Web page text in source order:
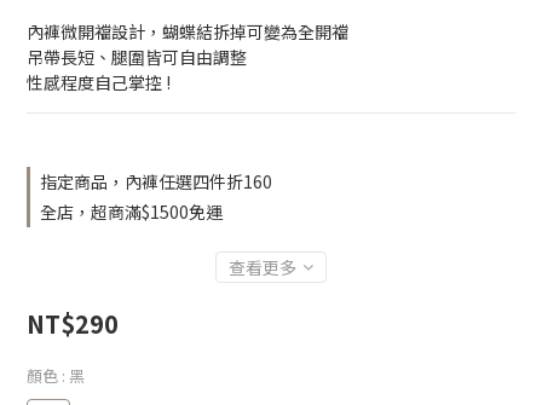
內褲微開襠設計，蝴蝶結拆掉可變為全開襠
吊帶長短、腿圍皆可自由調整
性感程度自己掌控 !
指定商品，內褲任選四件折160
全店，超商滿$1500免運
查看更多
NT$290
顏色 : 黑